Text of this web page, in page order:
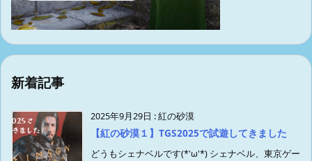
新着記事
2025年9月29日 :紅の砂漠
【紅の砂漠１】TGS2025で試遊してきました
どうもシェナベルです(*'ω'*) シェナベル、東京ゲー